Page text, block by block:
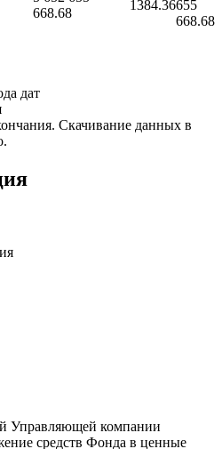
668.68
1384.36655
668.68
дат
Скачивание данных в
Управляющей компании
средств Фонда в ценные